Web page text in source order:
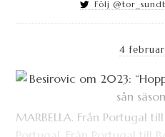
Följ
4
MARBELLA. Från Portugal